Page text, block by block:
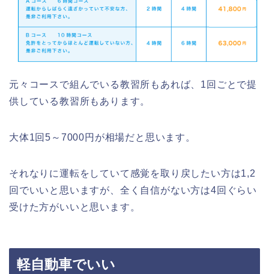
元々コースで組んでいる教習所もあれば、1回ごとで提
供している教習所もあります。
大体1回5～7000円が相場だと思います。
それなりに運転をしていて感覚を取り戻したい方は1,2
回でいいと思いますが、全く自信がない方は4回ぐらい
受けた方がいいと思います。
軽自動車でいい